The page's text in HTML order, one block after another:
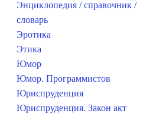
Энциклопедия / справочник /
словарь
Эротика
Этика
Юмор
Юмор. Программистов
Юриспруденция
Юриспруденция. Закон акт